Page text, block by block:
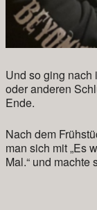
Und so ging nach
oder anderen
Ende.
Nach dem
man sich mit „Es
Mal.“ und machte